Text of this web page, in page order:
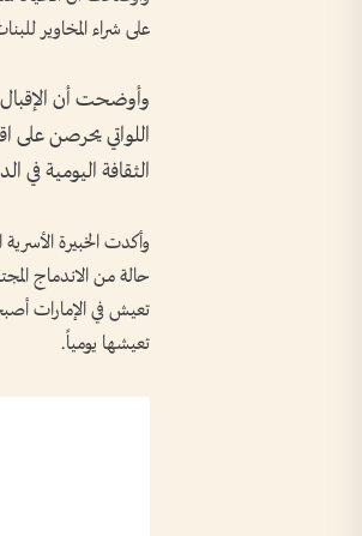
على شراء المخاوير
وأوضحت أن
اللواتي يحرصن على
الثقافة اليومية في
وأكدت الخبيرة
حالة من الاندماج
تعيش في الإمارات
تعيشها يومياً.